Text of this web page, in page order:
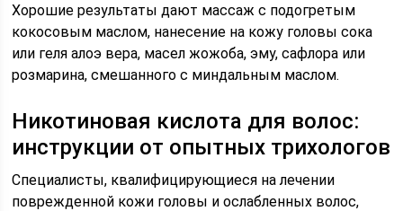
Хорошие результаты дают массаж с подогретым
кокосовым маслом, нанесение на кожу головы сока
или геля алоэ вера, масел жожоба, эму, сафлора или
розмарина, смешанного с миндальным маслом.
Никотиновая кислота для волос:
инструкции от опытных трихологов
Специалисты, квалифицирующиеся на лечении
поврежденной кожи головы и ослабленных волос,